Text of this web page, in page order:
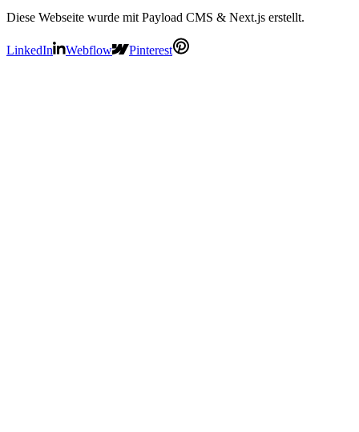
Diese Webseite wurde mit Payload CMS & Next.js erstellt.
LinkedIn Webflow Pinterest